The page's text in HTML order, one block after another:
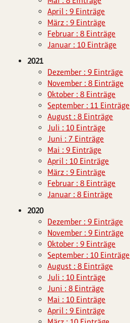
April : 9 Einträge
März : 9 Einträge
Februar : 8 Einträge
Januar : 10 Einträge
2021
Dezember : 9 Einträge
November : 8 Einträge
Oktober : 8 Einträge
September : 11 Einträge
August : 8 Einträge
Juli : 10 Einträge
Juni : 7 Einträge
Mai : 9 Einträge
April : 10 Einträge
März : 9 Einträge
Februar : 8 Einträge
Januar : 8 Einträge
2020
Dezember : 9 Einträge
November : 9 Einträge
Oktober : 9 Einträge
September : 10 Einträge
August : 8 Einträge
Juli : 10 Einträge
Juni : 8 Einträge
Mai : 10 Einträge
April : 9 Einträge